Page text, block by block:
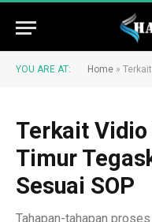
YOU ARE AT: Home » Terkait
Terkait
Timur
Sesuai SOP
Tahapan-tahapan